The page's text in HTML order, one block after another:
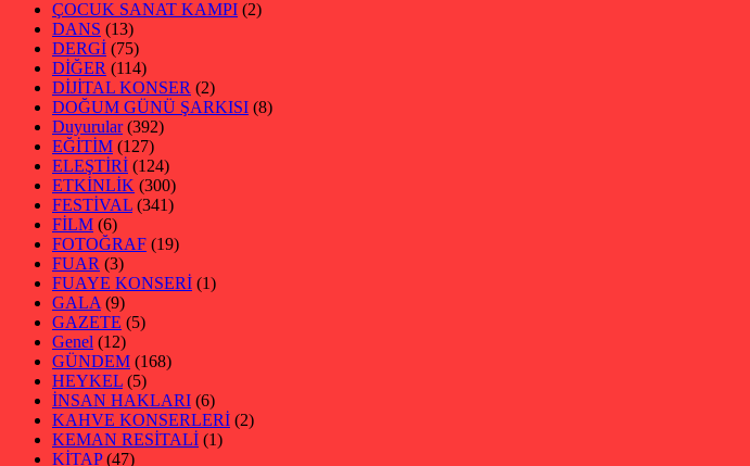
ÇOCUK SANAT KAMPI (2)
DANS (13)
DERGİ (75)
DİĞER (114)
DİJİTAL KONSER (2)
DOĞUM GÜNÜ ŞARKISI (8)
Duyurular(392)
EĞİTİM (127)
ELEŞTİRİ (124)
ETKİNLİK (300)
FESTİVAL (341)
FİLM (6)
FOTOĞRAF (19)
FUAR (3)
FUAYE KONSERİ (1)
GALA (9)
GAZETE (5)
Genel (12)
GÜNDEM (168)
HEYKEL (5)
İNSAN HAKLARI (6)
KAHVE KONSERLERİ (2)
KEMAN RESİTALİ (1)
KİTAP(47)